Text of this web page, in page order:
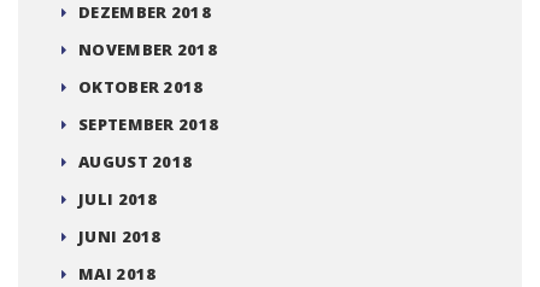
DEZEMBER 2018
NOVEMBER 2018
OKTOBER 2018
SEPTEMBER 2018
AUGUST 2018
JULI 2018
JUNI 2018
MAI 2018